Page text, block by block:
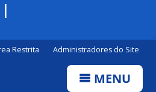
Restrita Administradores do Site
MENU